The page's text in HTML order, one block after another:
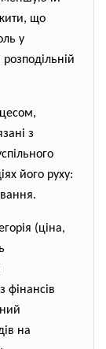
що
у
з
його руху:
(ціна,
фінансів
на